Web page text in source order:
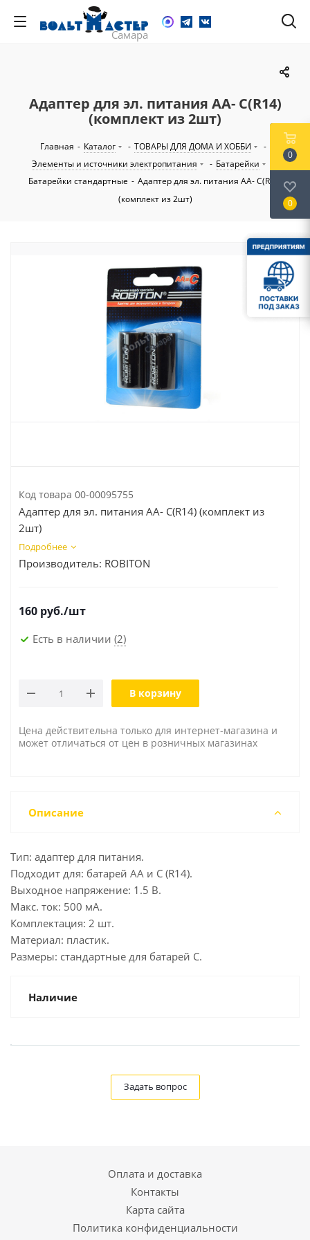
Адаптер для эл. питания АА- С(R14)
(комплект из 2шт)
Главная - Каталог - ТОВАРЫ ДЛЯ ДОМА И ХОББИ
-
Элементы и источники электропитания
- Батарейки
Батарейки стандартные - Адаптер для эл. питания АА- С(R14)
(комплект из 2шт)
Код товара 00-00095755
Адаптер для эл. питания АА- С(R14) (комплект из
2шт)
Подробнее
Производитель: ROBITON
160 руб./шт
Есть в наличии (2)
В корзину
Цена действительна только для интернет-магазина и
может отличаться от цен в розничных магазинах
Описание
Тип: адаптер для питания.
Подходит для: батарей АА и C (R14).
Выходное напряжение: 1.5 В.
Макс. ток: 500 мА.
Комплектация: 2 шт.
Материал: пластик.
Размеры: стандартные для батарей C.
Наличие
Задать вопрос
Оплата и доставка
Контакты
Карта сайта
Политика конфиденциальности
0
0